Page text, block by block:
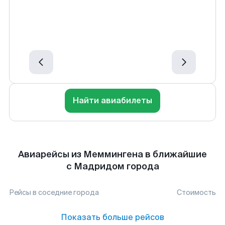
Найти авиабилеты
Авиарейсы из Меммингена в ближайшие
с Мадридом города
Рейсы в соседние города Стоимость
Показать больше рейсов